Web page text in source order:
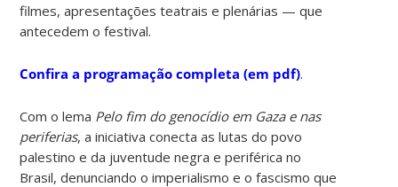
filmes, apresentações teatrais e plenárias — que
antecedem o festival.
Confira a programação completa (em pdf).
Com o lema Pelo fim do genocídio em Gaza e nas
periferias, a iniciativa conecta as lutas do povo
palestino e da juventude negra e periférica no
Brasil, denunciando o imperialismo e o fascismo que